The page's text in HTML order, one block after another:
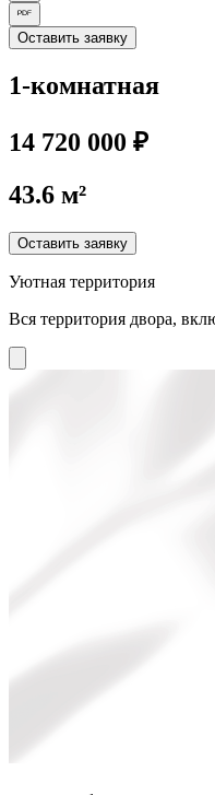
Оставить заявку
1-комнатная
14 720 000 ₽
43.6 м²
Оставить заявку
Уютная территория
Вся территория двора,